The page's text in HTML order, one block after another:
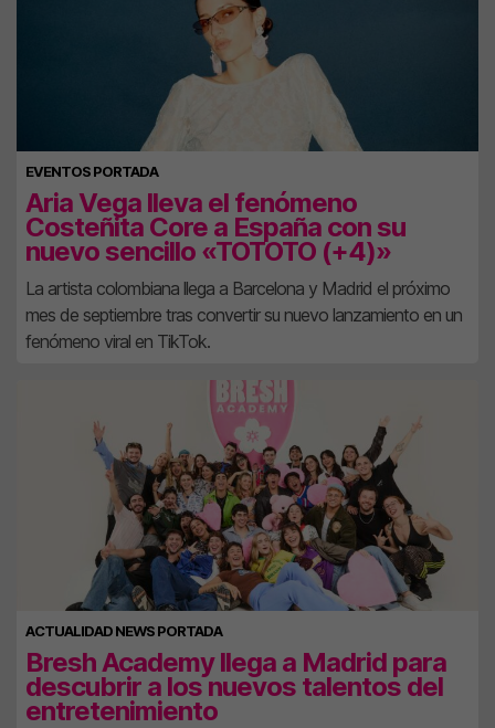
EVENTOS PORTADA
Aria Vega lleva el fenómeno
Costeñita Core a España con su
nuevo sencillo «TOTOTO (+4)»
La artista colombiana llega a Barcelona y Madrid el próximo
mes de septiembre tras convertir su nuevo lanzamiento en un
fenómeno viral en TikTok.
ACTUALIDAD NEWS PORTADA
Bresh Academy llega a Madrid para
descubrir a los nuevos talentos del
entretenimiento